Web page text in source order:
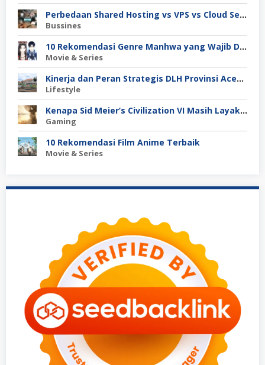
Perbedaan Shared Hosting vs VPS vs Cloud Server: Mana untuk Project Skala Menengah?
Bussines
10 Rekomendasi Genre Manhwa yang Wajib Dibaca
Movie & Series
Kinerja dan Peran Strategis DLH Provinsi Aceh dalam Pengelolaan Lingkungan Hidup
Lifestyle
Kenapa Sid Meier’s Civilization VI Masih Layak Dimainkan?
Gaming
10 Rekomendasi Film Anime Terbaik
Movie & Series